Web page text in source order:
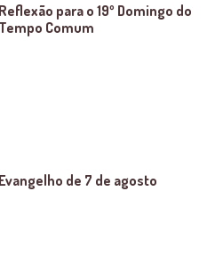
Reflexão para o 19º Domingo do
Tempo Comum
Evangelho de 7 de agosto